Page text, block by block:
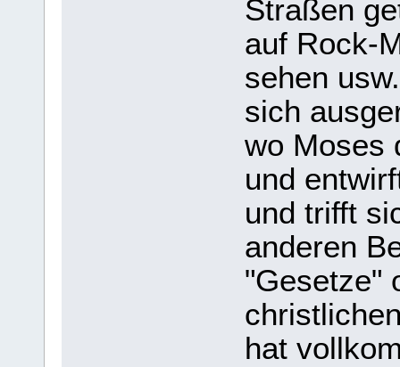
Straßen
auf Rock-
sehen
sich
wo Moses
und
und trifft
anderen
"Gesetze"
hat